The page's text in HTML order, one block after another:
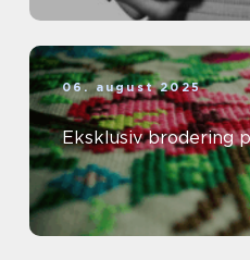
06. august 2025
Eksklusiv brodering